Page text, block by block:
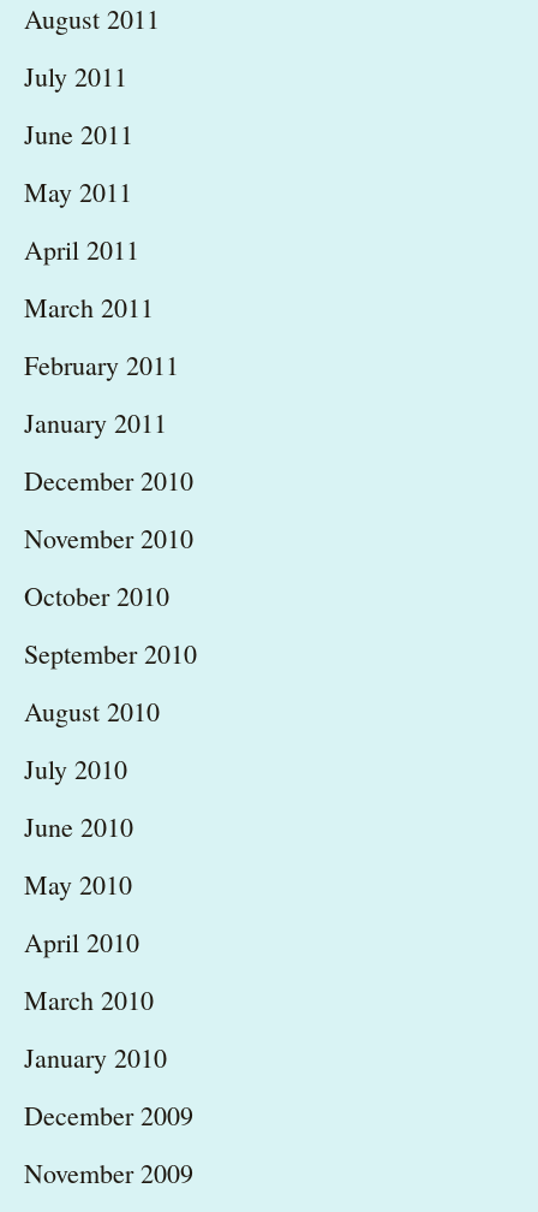
August 2011
July 2011
June 2011
May 2011
April 2011
March 2011
February 2011
January 2011
December 2010
November 2010
October 2010
September 2010
August 2010
July 2010
June 2010
May 2010
April 2010
March 2010
January 2010
December 2009
November 2009